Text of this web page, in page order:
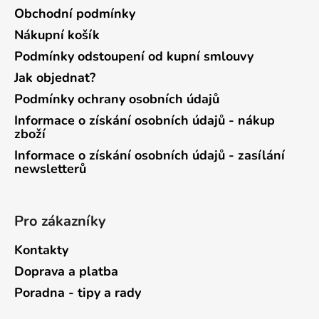
Obchodní podmínky
Nákupní košík
Podmínky odstoupení od kupní smlouvy
Jak objednat?
Podmínky ochrany osobních údajů
Informace o získání osobních údajů - nákup
zboží
Informace o získání osobních údajů - zasílání
newsletterů
Pro zákazníky
Kontakty
Doprava a platba
Poradna - tipy a rady